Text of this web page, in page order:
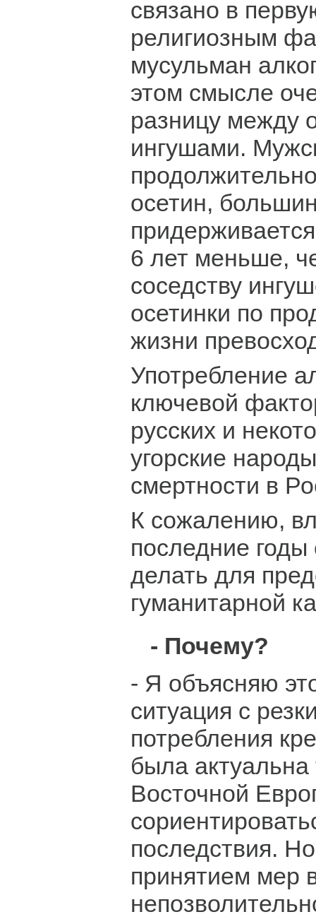
связано в
религиозным
мусульман
этом смысле
разницу между
ингушами.
осетин,
6 лет меньше,
соседству
осетинки по
жизни
Употребление
ключевой
русских и
угорские
смертности в
К сожалению,
последние годы
делать для
гуманитарной
- Почему?
- Я объясняю
ситуация с
потребления
была актуальна
Восточной
последствия.
принятием мер